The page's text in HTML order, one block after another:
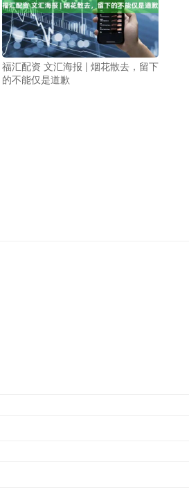
福汇配资 文汇海报 | 烟花散去，留下
的不能仅是道歉